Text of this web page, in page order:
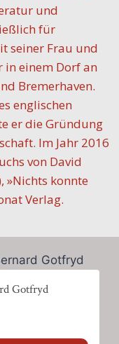
und
für
seiner Frau und
in einem Dorf an
Bremerhaven.
englischen
er die Gründung
Im Jahr 2016
von David
»Nichts konnte
Verlag.
Gotfryd